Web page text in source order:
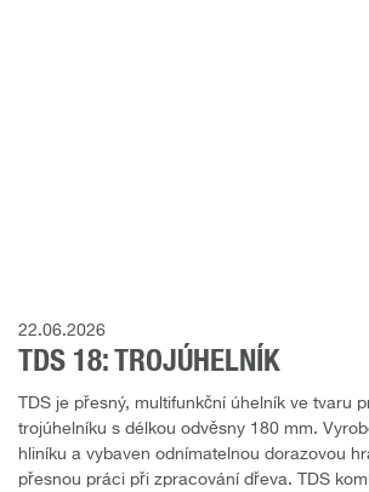
22.06.2026
TDS 18: TROJÚHELNÍK
TDS je přesný, multifunkční úhelník ve tvaru
trojúhelníku s délkou odvěsny 180 mm.
hliníku a vybaven odnímatelnou dorazovou
přesnou práci při zpracování dřeva. TDS